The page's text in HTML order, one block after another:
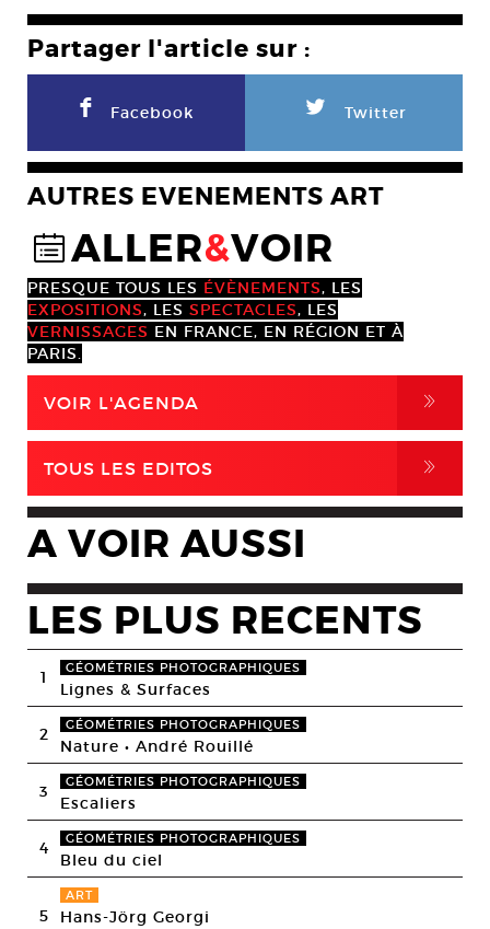
Partager l'article sur :
F Facebook L Twitter
AUTRES EVENEMENTS ART
@ALLER&VOIR
PRESQUE TOUS LES ÉVÈNEMENTS, LES
EXPOSITIONS, LES SPECTACLES, LES
VERNISSAGES EN FRANCE, EN RÉGION ET À
PARIS.
VOIR L'AGENDA ,
TOUS LES EDITOS ,
A VOIR AUSSI
LES PLUS RECENTS
1 GÉOMÉTRIES PHOTOGRAPHIQUES
Lignes & Surfaces
2 GÉOMÉTRIES PHOTOGRAPHIQUES
Nature • André Rouillé
3 GÉOMÉTRIES PHOTOGRAPHIQUES
Escaliers
4 GÉOMÉTRIES PHOTOGRAPHIQUES
Bleu du ciel
5
ART
Hans-Jörg Georgi